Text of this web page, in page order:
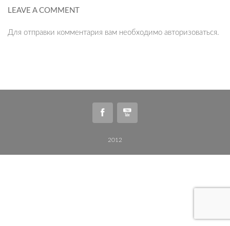
LEAVE A COMMENT
Для отправки комментария вам необходимо авторизоваться.
2012